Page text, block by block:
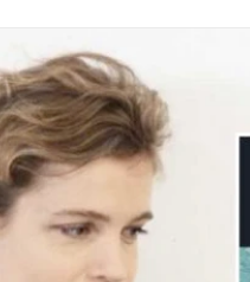
interview d'auteur
roman romance